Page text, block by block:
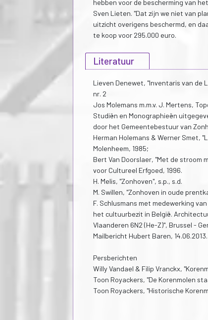
hebben voor de bescherming van
Sven Lieten. "Dat zijn we niet van
uitzicht overigens beschermd, en
te koop voor 295.000 euro.
Literatuur
Lieven Denewet, "Inventaris van de
nr. 2
Jos Molemans m.m.v. J. Mertens,
Studiën en Monographieën
door het Gemeentebestuur van
Herman Holemans & Werner Smet,
Molenheem, 1985;
Bert Van Doorslaer, "Met de stroom
voor Cultureel Erfgoed, 1996.
H. Melis, "Zonhoven", s.p., s.d.
M. Swillen, "Zonhoven in oude
F. Schlusmans met medewerking
het cultuurbezit in België.
Vlaanderen 6N2 (He-Z)", Brussel -
Mailbericht Hubert Baren, 14.06.2013.
Persberichten
Willy Vandael & Filip Vranckx,
Toon Royackers, "De Korenmolen
Toon Royackers, "Historische